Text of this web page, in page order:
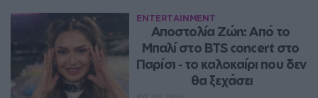
ENTERTAINMENT
Αποστολία Ζώη: Από το
Μπαλί στο BTS concert στο
Παρίσι ‑ το καλοκαίρι που δεν
θα ξεχάσει